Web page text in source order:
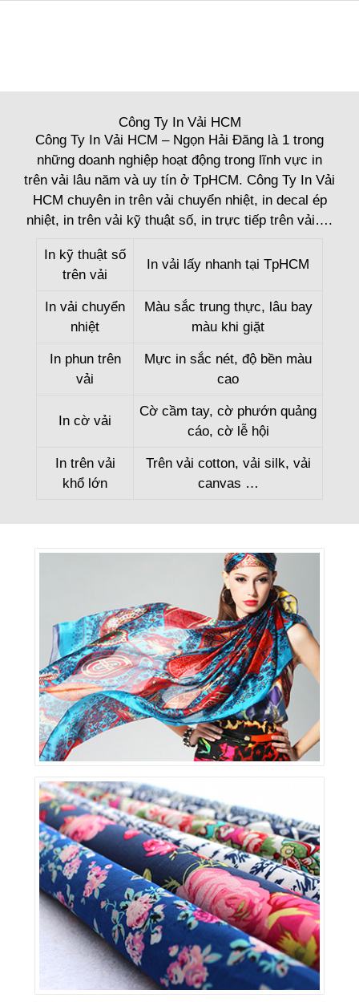
Công Ty In Vải HCM
Công Ty In Vải HCM – Ngọn Hải Đăng là 1 trong
những doanh nghiệp hoạt động trong lĩnh vực in
trên vải lâu năm và uy tín ở TpHCM. Công Ty In Vải
HCM chuyên in trên vải chuyển nhiệt, in decal ép
nhiệt, in trên vải kỹ thuật số, in trực tiếp trên vải….
In kỹ thuật số
trên vải
In vải lấy nhanh tại TpHCM
In vải chuyển
nhiệt
Màu sắc trung thực, lâu bay
màu khi giặt
In phun trên
vải
Mực in sắc nét, độ bền màu
cao
In cờ vải
Cờ cầm tay, cờ phướn quảng
cáo, cờ lễ hội
In trên vải
khổ lớn
Trên vải cotton, vải silk, vải
canvas …